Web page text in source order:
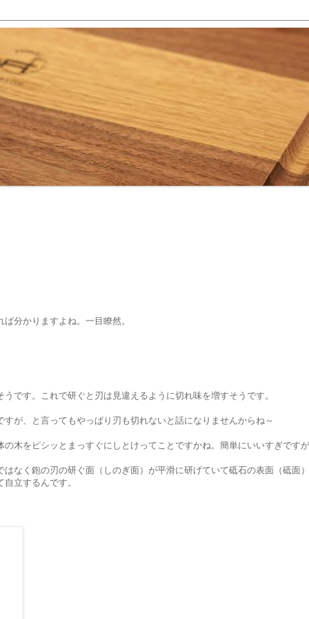
分かりますよね。一目瞭然。
です。これで研ぐと刃は見違えるように切れ味を増すそうです。
が、と言ってもやっぱり刃も切れないと話になりませんからね～
木をピシッとまっすぐにしとけってことですかね。簡単にいいすぎですが
なく鉋の刃の研ぐ面（しのぎ面）が平滑に研げていて砥石の表面（砥面
立するんです。